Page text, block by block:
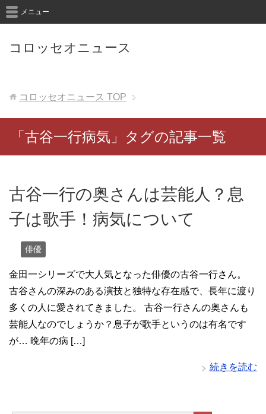
コロッセオニュース
メニュー
コロッセオニュース TOP
「古谷一行病気」タグの記事一覧
古谷一行の奥さんは芸能人？息
子は歌手！病気について
俳優
金田一シリーズで大人気となった俳優の古谷一行さん。
古谷さんの深みのある演技と独特な存在感で、長年に渡り
多くの人に愛されてきました。 古谷一行さんの奥さんも
芸能人なのでしょうか？息子が歌手というのは有名です
が… 晩年の病 […]
続きを読む